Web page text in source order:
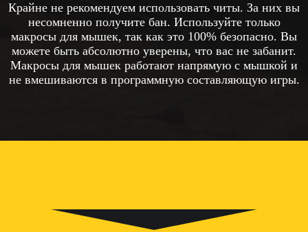
Крайне не рекомендуем использовать читы. За них вы
несомненно получите бан. Используйте только
макросы для мышек, так как это 100% безопасно. Вы
можете быть абсолютно уверены, что вас не забанит.
Макросы для мышек работают напрямую с мышкой и
не вмешиваются в программную составляющую игры.